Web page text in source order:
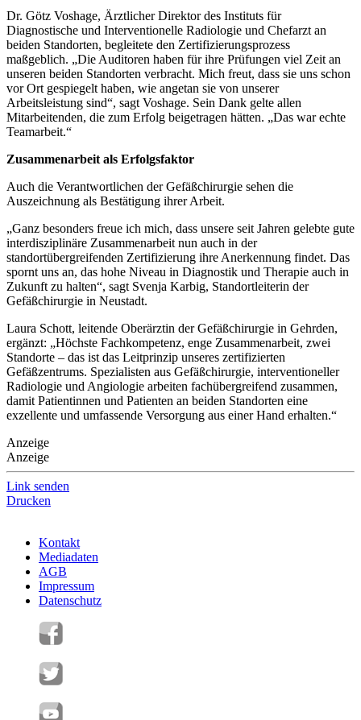
Dr. Götz Voshage, Ärztlicher Direktor des Instituts für
Diagnostische und Interventionelle Radiologie und Chefarzt an
beiden Standorten, begleitete den Zertifizierungsprozess
maßgeblich. „Die Auditoren haben für ihre Prüfungen viel Zeit an
unseren beiden Standorten verbracht. Mich freut, dass sie uns schon
vor Ort gespiegelt haben, wie angetan sie von unserer
Arbeitsleistung sind“, sagt Voshage. Sein Dank gelte allen
Mitarbeitenden, die zum Erfolg beigetragen hätten. „Das war echte
Teamarbeit.“
Zusammenarbeit als Erfolgsfaktor
Auch die Verantwortlichen der Gefäßchirurgie sehen die
Auszeichnung als Bestätigung ihrer Arbeit.
„Ganz besonders freue ich mich, dass unsere seit Jahren gelebte gute
interdisziplinäre Zusammenarbeit nun auch in der
standortübergreifenden Zertifizierung ihre Anerkennung findet. Das
spornt uns an, das hohe Niveau in Diagnostik und Therapie auch in
Zukunft zu halten“, sagt Svenja Karbig, Standortleiterin der
Gefäßchirurgie in Neustadt.
Laura Schott, leitende Oberärztin der Gefäßchirurgie in Gehrden,
ergänzt: „Höchste Fachkompetenz, enge Zusammenarbeit, zwei
Standorte – das ist das Leitprinzip unseres zertifizierten
Gefäßzentrums. Spezialisten aus Gefäßchirurgie, interventioneller
Radiologie und Angiologie arbeiten fachübergreifend zusammen,
damit Patientinnen und Patienten an beiden Standorten eine
exzellente und umfassende Versorgung aus einer Hand erhalten.“
Anzeige
Anzeige
Link senden
Drucken
Kontakt
Mediadaten
AGB
Impressum
Datenschutz